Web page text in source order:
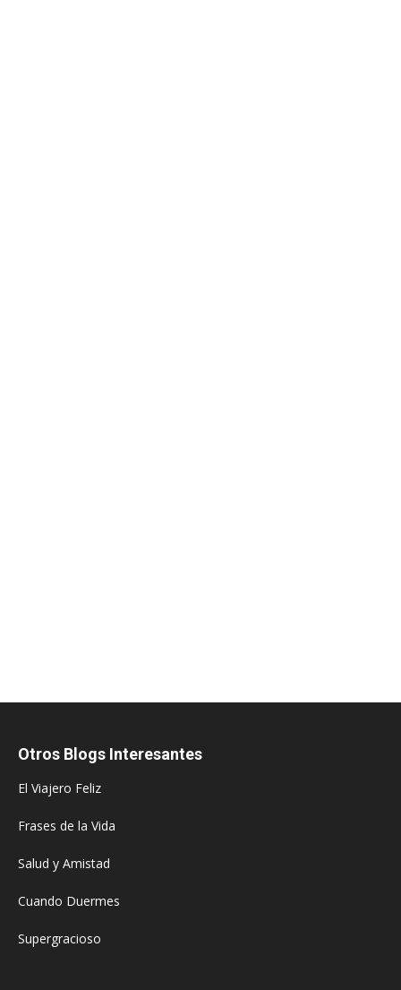
Otros Blogs Interesantes
El Viajero Feliz
Frases de la Vida
Salud y Amistad
Cuando Duermes
Supergracioso